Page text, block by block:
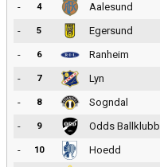
-
4 Aalesund
-
5 Egersund
-
6 Ranheim
-
7 Lyn
-
8 Sogndal
-
9 Odds Ballklubb
-
10 Hoedd